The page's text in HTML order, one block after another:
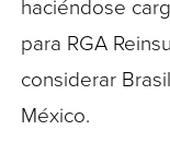
haciéndose
para RGA
considerar
México.